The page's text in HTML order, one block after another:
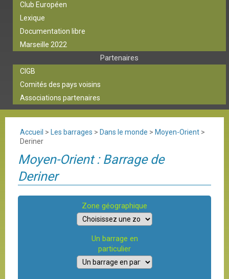
Club Européen
Lexique
Documentation libre
Marseille 2022
Partenaires
CIGB
Comités des pays voisins
Associations partenaires
Accueil > Les barrages > Dans le monde > Moyen-Orient >
Deriner
Moyen-Orient : Barrage de
Deriner
Zone géographique
Un barrage en
particulier